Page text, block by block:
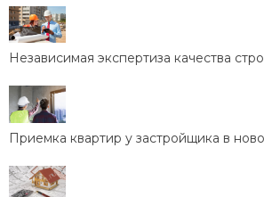
Независимая экспертиза качества
Приемка квартир у застройщика в